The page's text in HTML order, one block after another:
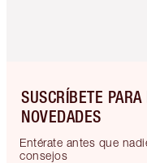
SUSCRÍBETE
NOVEDADES
Entérate antes que
consejos